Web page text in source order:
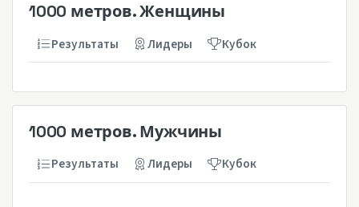
1000 метров. Женщины
Результаты Лидеры Кубок
1000 метров. Мужчины
Результаты Лидеры Кубок